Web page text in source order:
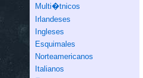
Multi�tnicos
Irlandeses
Ingleses
Esquimales
Norteamericanos
Italianos